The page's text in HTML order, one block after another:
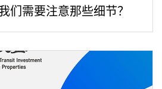
们需要注意那些细节？